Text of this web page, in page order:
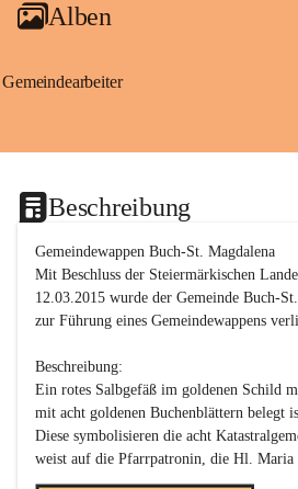
Alben
Gemeindearbeiter
Beschreibung
Gemeindewappen Buch-St. Magdalena
Mit Beschluss der Steiermärkischen
12.03.2015 wurde der Gemeinde Buch-
zur Führung eines Gemeindewappens
Beschreibung:
Ein rotes Salbgefäß im goldenen Schild
mit acht goldenen Buchenblättern belegt
Diese symbolisieren die acht